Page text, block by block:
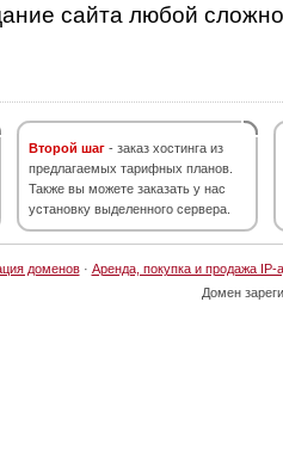
сайта любой
Второй шаг - заказ хостинга из
предлагаемых тарифных планов.
Также вы можете заказать у нас
установку выделенного сервера.
доменов· Аренда, покупка и продажа IP-
Домен